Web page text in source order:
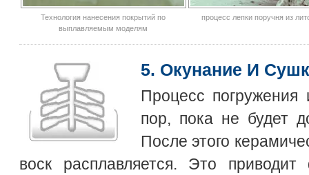
Технология нанесения покрытий по
выплавляемым моделям
процесс лепки поручня из
5. Окунание И
Процесс погружения
пор, пока не будет
После этого
воск расплавляется. Это